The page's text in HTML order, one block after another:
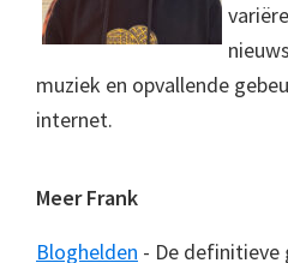
muziek en opvallende
internet.
Meer Frank
Bloghelden - De definitieve